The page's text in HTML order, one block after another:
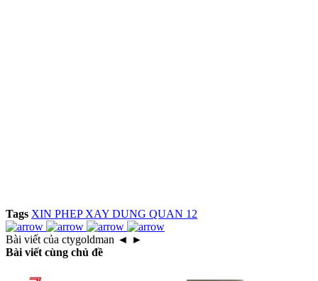
Tags XIN PHEP XAY DUNG QUAN 12
Bài viết của ctygoldman ◄ ►
Bài viết cùng chủ đề